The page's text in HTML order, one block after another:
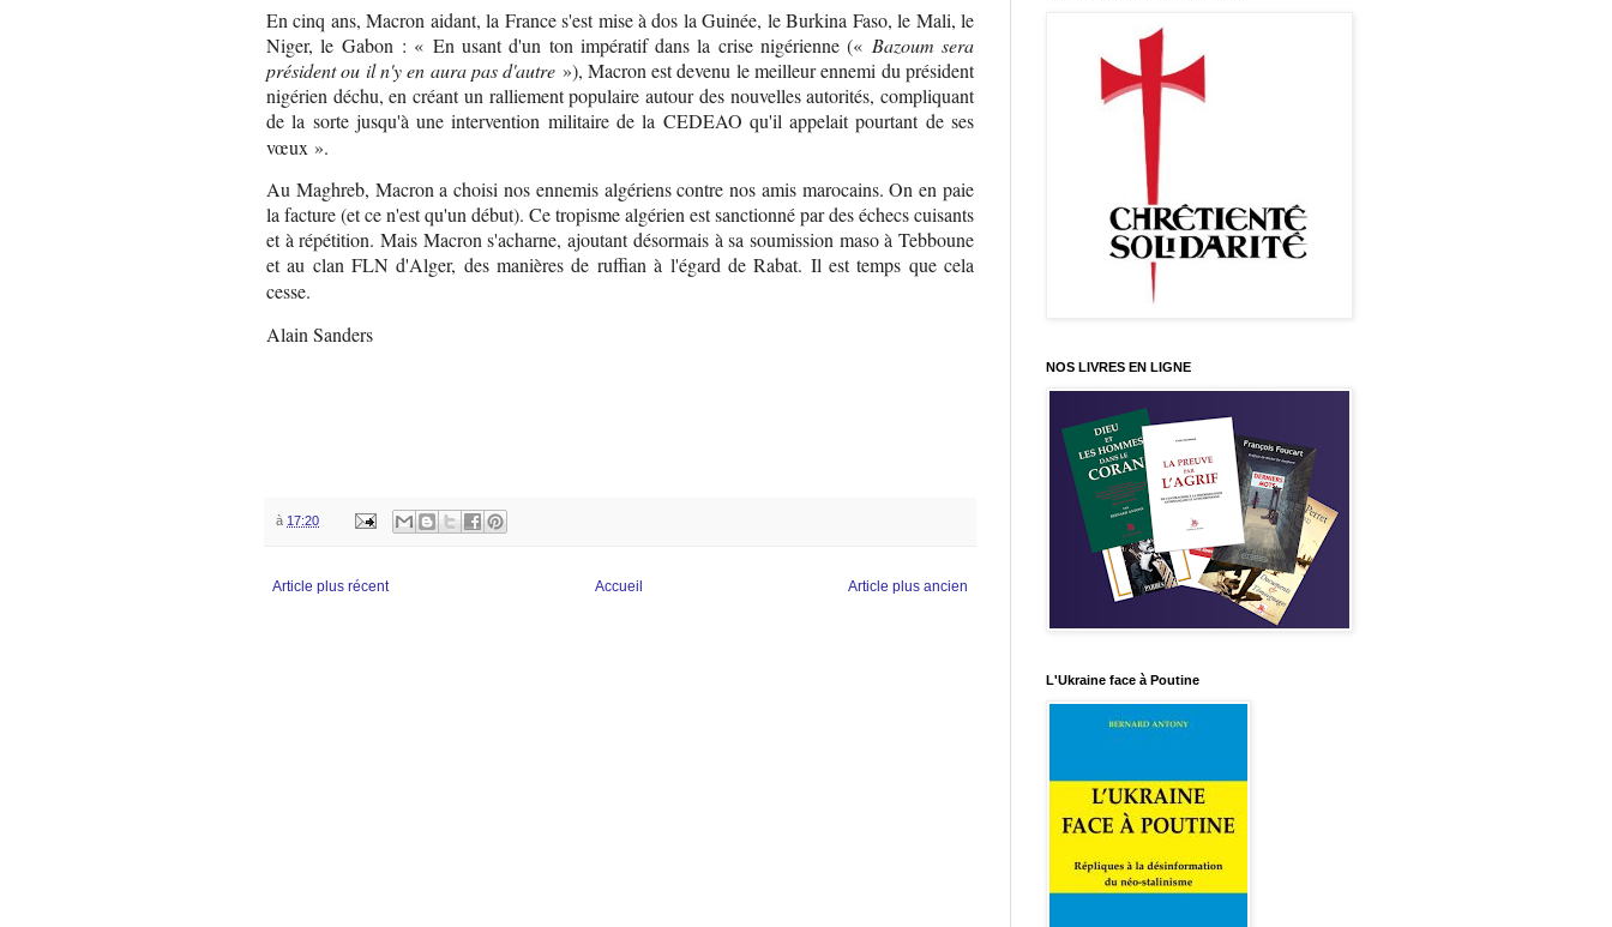
En cinq ans, Macron aidant, la France s'est mise à dos la Guinée, le Burkina Faso, le Mali, le
Niger, le Gabon : « En usant d'un ton impératif dans la crise nigérienne (« Bazoum sera
président ou il n'y en aura pas d'autre »), Macron est devenu le meilleur ennemi du président
nigérien déchu, en créant un ralliement populaire autour des nouvelles autorités, compliquant
de la sorte jusqu'à une intervention militaire de la CEDEAO qu'il appelait pourtant de ses
vœux ».
Au Maghreb, Macron a choisi nos ennemis algériens contre nos amis marocains. On en paie
la facture (et ce n'est qu'un début). Ce tropisme algérien est sanctionné par des échecs cuisants
et à répétition. Mais Macron s'acharne, ajoutant désormais à sa soumission maso à Tebboune
et au clan FLN d'Alger, des manières de ruffian à l'égard de Rabat. Il est temps que cela
cesse.
Alain Sanders
à 17:20
Article plus récent Article plus ancien
Accueil
NOS LIVRES EN LIGNE
L'Ukraine face à Poutine